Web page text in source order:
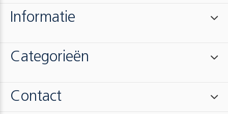
Informatie
Categorieën
Contact